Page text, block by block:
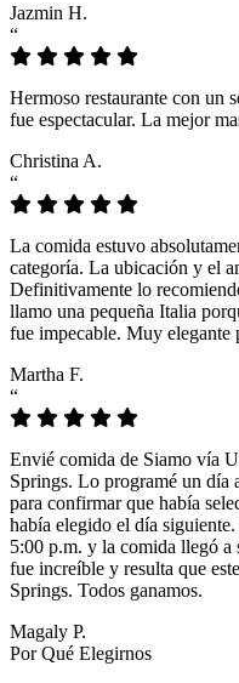
Jazmin H.
“
Hermoso restaurante con un
fue espectacular. La mejor
Christina A.
“
La comida estuvo
categoría. La ubicación y el
Definitivamente lo
llamo una pequeña Italia
fue impecable. Muy elegante
Martha F.
“
Envié comida de Siamo vía
Springs. Lo programé un día
para confirmar que había
había elegido el día
5:00 p.m. y la comida llegó a
fue increíble y resulta que
Springs. Todos ganamos.
Magaly P.
Por Qué Elegirnos